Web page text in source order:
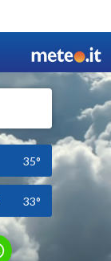
35°
33°